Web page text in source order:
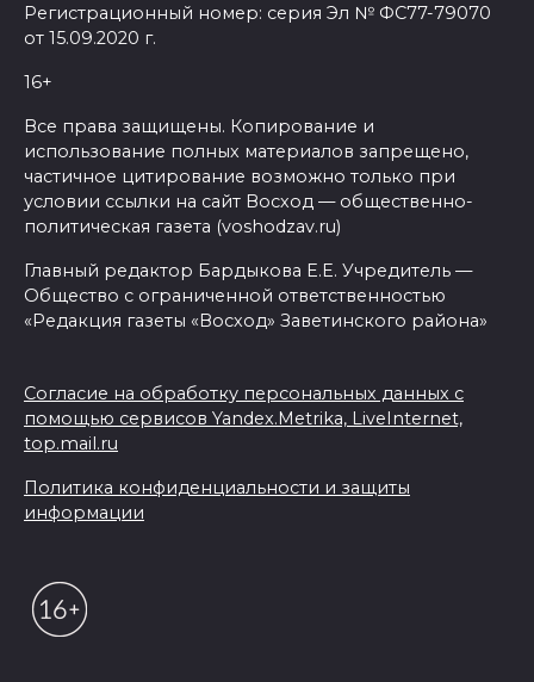
Регистрационный номер: серия Эл № ФС77-79070
от 15.09.2020 г.
16+
Все права защищены. Копирование и
использование полных материалов запрещено,
частичное цитирование возможно только при
условии ссылки на сайт Восход — общественно-
политическая газета (voshodzav.ru)
Главный редактор Бардыкова Е.Е. Учредитель —
Общество с ограниченной ответственностью
«Редакция газеты «Восход» Заветинского района»
Согласие на обработку персональных данных с
помощью сервисов Yandex.Metrika, LiveInternet,
top.mail.ru
Политика конфиденциальности и защиты
информации